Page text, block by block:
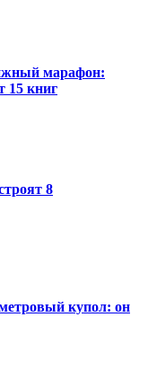
марафон:
15 книг
8
купол: он